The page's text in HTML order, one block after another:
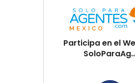
Participa en el